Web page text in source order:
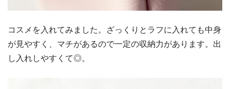
コスメを入れてみました。ざっくりとラフに入れても中身
が見やすく、マチがあるので一定の収納力があります。出
し入れしやすくて◎。